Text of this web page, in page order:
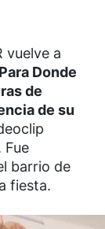
vuelve a
Donde
de
de su
Fue
barrio de
fiesta.